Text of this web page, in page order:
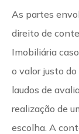
As partes
direito de
Imobiliária
o valor justo
laudos de
realização de
escolha. A